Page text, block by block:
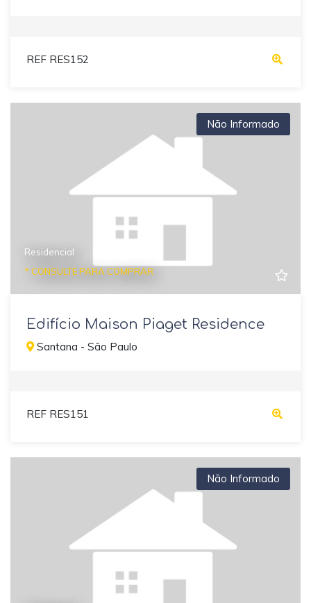
REF RES152
Não Informado
Residencial
* CONSULTE PARA COMPRAR
Edifício Maison Piaget Residence
Santana - São Paulo
REF RES151
Não Informado